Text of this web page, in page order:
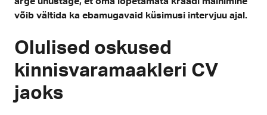
võib vältida ka ebamugavaid küsimusi intervjuu ajal.
Olulised oskused
kinnisvaramaakleri CV
jaoks